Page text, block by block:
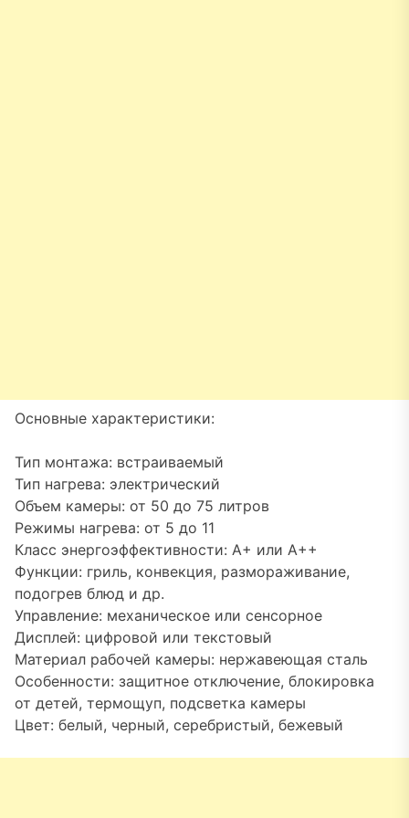
Основные характеристики:
Тип монтажа: встраиваемый
Тип нагрева: электрический
Объем камеры: от 50 до 75 литров
Режимы нагрева: от 5 до 11
Класс энергоэффективности: A+ или A++
Функции: гриль, конвекция, размораживание,
подогрев блюд и др.
Управление: механическое или сенсорное
Дисплей: цифровой или текстовый
Материал рабочей камеры: нержавеющая сталь
Особенности: защитное отключение, блокировка
от детей, термощуп, подсветка камеры
Цвет: белый, черный, серебристый, бежевый